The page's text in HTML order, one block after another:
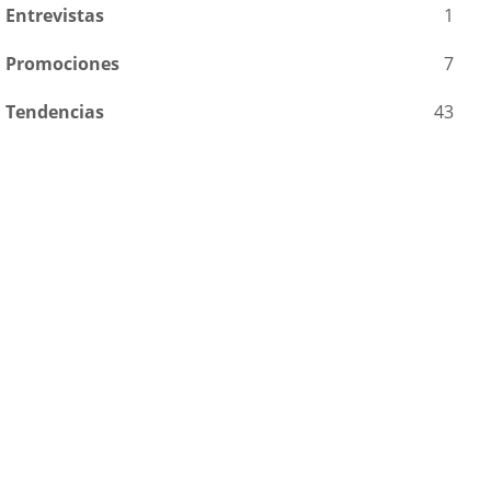
Entrevistas
1
Promociones
7
Tendencias
43